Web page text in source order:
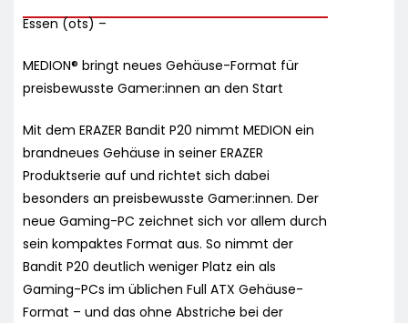
Essen (ots) –
MEDION® bringt neues Gehäuse-Format für
preisbewusste Gamer:innen an den Start
Mit dem ERAZER Bandit P20 nimmt MEDION ein
brandneues Gehäuse in seiner ERAZER
Produktserie auf und richtet sich dabei
besonders an preisbewusste Gamer:innen. Der
neue Gaming-PC zeichnet sich vor allem durch
sein kompaktes Format aus. So nimmt der
Bandit P20 deutlich weniger Platz ein als
Gaming-PCs im üblichen Full ATX Gehäuse-
Format – und das ohne Abstriche bei der